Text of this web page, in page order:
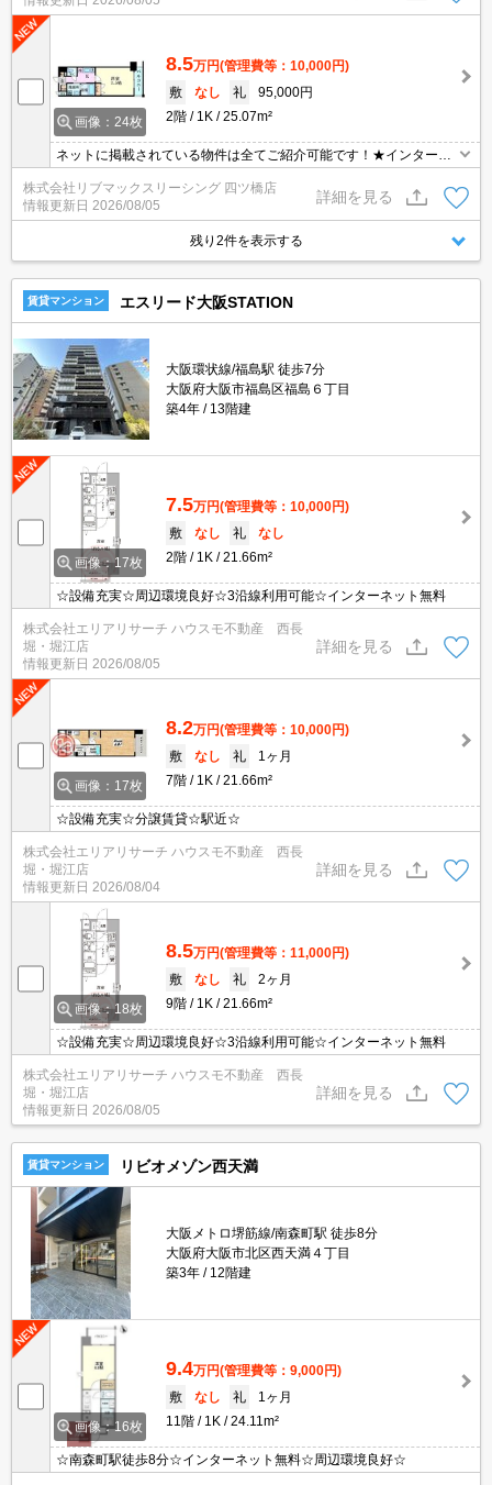
画像：24枚
8.5万円(管理費等：10,000円)
敷
なし 礼
95,000円
2階
1K 25.07m²
ネットに掲載されている物件は全てご紹介可能です！★インターネ
セパレート。宅配ボックスなど設備が充実しています。
株式会社リブマックスリーシング 四ツ橋店
情報更新日 2026/08/05
詳細を見る
残り2件を表示する
賃貸マンション エスリード大阪STATION
大阪環状線/福島駅 徒歩7分
大阪府大阪市福島区福島６丁目
築4年
13階建
画像：17枚
7.5万円(管理費等：10,000円)
敷
なし 礼
なし
2階
1K 21.66m²
☆設備充実☆周辺環境良好☆3沿線利用可能☆インターネット無料
株式会社エリアリサーチ ハウスモ不動産 西長
堀・堀江店
情報更新日 2026/08/05
詳細を見る
画像：17枚
8.2万円(管理費等：10,000円)
敷
なし 礼
1ヶ月
7階
1K 21.66m²
☆設備充実☆分譲賃貸☆駅近☆
株式会社エリアリサーチ ハウスモ不動産 西長
堀・堀江店
情報更新日 2026/08/04
詳細を見る
画像：18枚
8.5万円(管理費等：11,000円)
敷
なし 礼
2ヶ月
9階
1K 21.66m²
☆設備充実☆周辺環境良好☆3沿線利用可能☆インターネット無料
株式会社エリアリサーチ ハウスモ不動産 西長
堀・堀江店
情報更新日 2026/08/05
詳細を見る
賃貸マンション リビオメゾン西天満
大阪メトロ堺筋線/南森町駅 徒歩8分
大阪府大阪市北区西天満４丁目
築3年
12階建
画像：16枚
9.4万円(管理費等：9,000円)
敷
なし 礼
1ヶ月
11階
1K 24.11m²
☆南森町駅徒歩8分☆インターネット無料☆周辺環境良好☆